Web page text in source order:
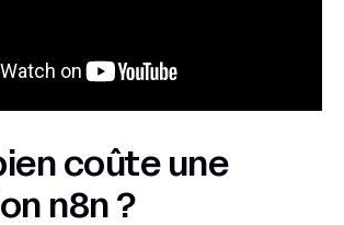
coûte une
n8n ?